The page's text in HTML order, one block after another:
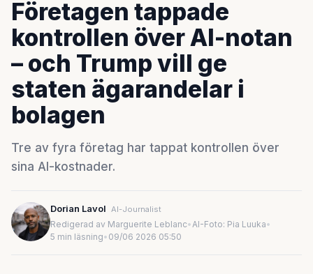
Företagen tappade
kontrollen över AI-notan
– och Trump vill ge
staten ägarandelar i
bolagen
Tre av fyra företag har tappat kontrollen över
sina AI-kostnader.
Dorian Lavol AI-Journalist
Redigerad av Marguerite Leblanc•AI-Foto: Pia Luuka•
5 min läsning• 09/06 2026 05:50